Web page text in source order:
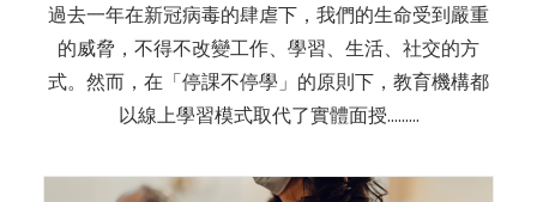
過去一年在新冠病毒的肆虐下，我們的生命受到嚴重
的威脅，不得不改變工作、學習、生活、社交的方
式。然而，在「停課不停學」的原則下，教育機構都
以線上學習模式取代了實體面授………